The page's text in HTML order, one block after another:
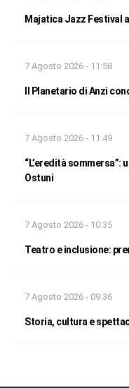
Majatica Jazz Festival
7 Agosto 2026 - 11:58
Il Planetario di Anzi
7 Agosto 2026 - 11:49
“L’eredità sommersa”:
Ostuni
7 Agosto 2026 - 10:35
Teatro e inclusione:
7 Agosto 2026 - 09:36
Storia, cultura e